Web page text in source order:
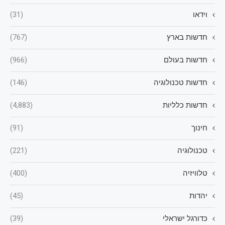
וידאו (31)
חדשות בארץ (767)
חדשות בעולם (966)
חדשות טכנולוגיה (146)
חדשות כלליות (4,883)
חינוך (91)
טכנולוגיה (221)
טלוויזיה (400)
יהדות (45)
כדורגל ישראלי (39)